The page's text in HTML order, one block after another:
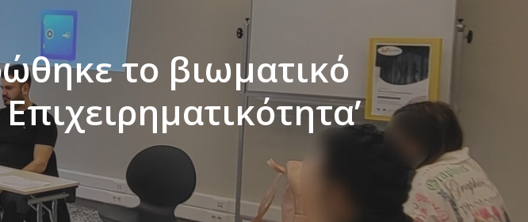
το βιωματικό